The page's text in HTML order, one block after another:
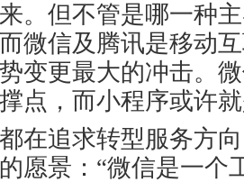
。但不管是哪一种
微信及腾讯是移动
变更最大的冲击。
点，而小程序或许
在追求转型服务方
愿景：“微信是一个